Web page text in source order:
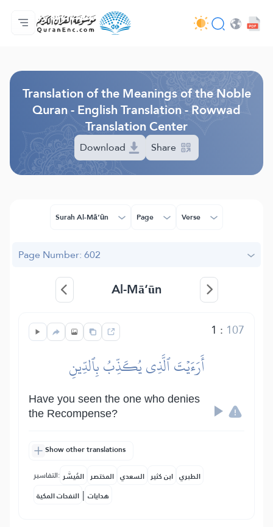
Home
Index of Translations
Audio
Developers' Services - API
About
Contact Us
Language
Translation of the Meanings of the Noble
Quran - English Translation - Rowwad
Translation Center
Download Share
Surah Al-Mā‘ūn Page Verse
Page Number: 602
Al-Mā‘ūn
1 : 107
أَرَءَيۡتَ ٱلَّذِي يُكَذِّبُ بِٱلدِّينِ
Have you seen the one who denies
the Recompense?
Show other translations
التفاسير: المُيسَّر المختصر السعدي ابن كثير الطبري
النفحات المكية | هدايات